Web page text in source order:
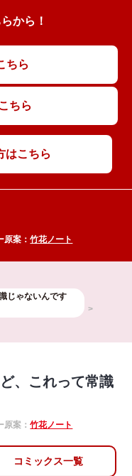
から！
ちら
ちら
はこちら
原案：竹花ノート
じゃないんです
、これって常識
原案：竹花ノート
コミックス一覧